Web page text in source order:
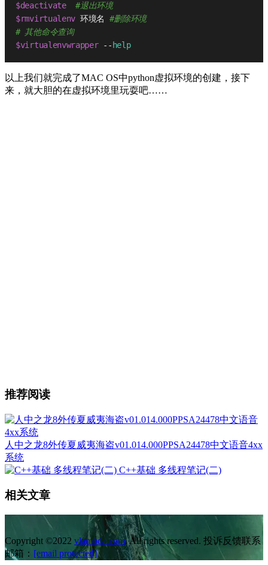
$deactivate
#退出环境
$rmvirtualenv 环境名 #删除环境
# 其他命令查询
$virtualenvwrapper -- help
以上我们就完成了MAC OS中python虚拟环境的创建，接下
来，就大胆的在虚拟环境里玩耍吧……
推荐阅读
人中之龙8外传夏威夷海盗v01.014.000PPSA24478中文语音4xx
系统
C++基础 多线程笔记(二)
相关文章
Copyright ©2022 vlambda.com. All rights reserved. 投诉反馈联系
邮箱： [email protected]